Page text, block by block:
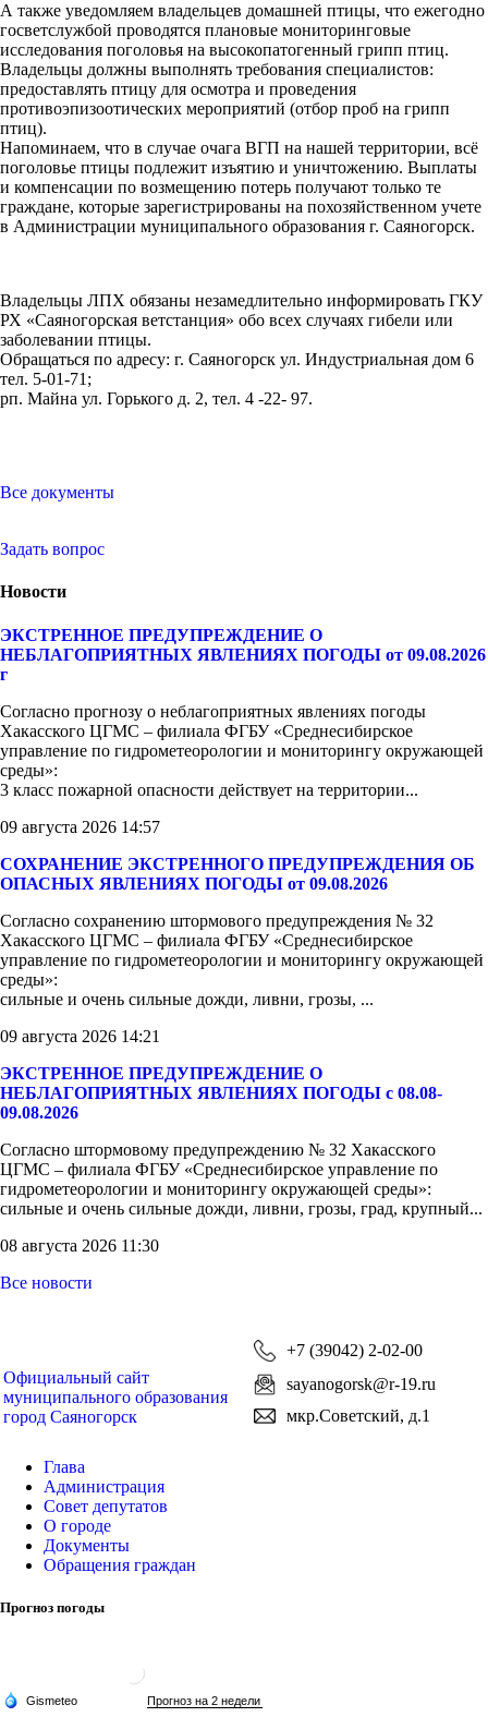
А также уведомляем владельцев домашней птицы, что ежегодно
госветслужбой проводятся плановые мониторинговые
исследования поголовья на высокопатогенный грипп птиц.
Владельцы должны выполнять требования специалистов:
предоставлять птицу для осмотра и проведения
противоэпизоотических мероприятий (отбор проб на грипп
птиц).
Напоминаем, что в случае очага ВГП на нашей территории, всё
поголовье птицы подлежит изъятию и уничтожению. Выплаты
и компенсации по возмещению потерь получают только те
граждане, которые зарегистрированы на похозяйственном учете
в Администрации муниципального образования г. Саяногорск.
Владельцы ЛПХ обязаны незамедлительно информировать ГКУ
РХ «Саяногорская ветстанция» обо всех случаях гибели или
заболевании птицы.
Обращаться по адресу: г. Саяногорск ул. Индустриальная дом 6
тел. 5-01-71;
рп. Майна ул. Горького д. 2, тел. 4 -22- 97.
Все документы
Задать вопрос
Новости
ЭКСТРЕННОЕ ПРЕДУПРЕЖДЕНИЕ О
НЕБЛАГОПРИЯТНЫХ ЯВЛЕНИЯХ ПОГОДЫ от 09.08.2026
г
Согласно прогнозу о неблагоприятных явлениях погоды
Хакасского ЦГМС – филиала ФГБУ «Среднесибирское
управление по гидрометеорологии и мониторингу окружающей
среды»:
3 класс пожарной опасности действует на территории...
09 августа 2026 14:57
СОХРАНЕНИЕ ЭКСТРЕННОГО ПРЕДУПРЕЖДЕНИЯ ОБ
ОПАСНЫХ ЯВЛЕНИЯХ ПОГОДЫ от 09.08.2026
Согласно сохранению штормового предупреждения № 32
Хакасского ЦГМС – филиала ФГБУ «Среднесибирское
управление по гидрометеорологии и мониторингу окружающей
среды»:
сильные и очень сильные дожди, ливни, грозы, ...
09 августа 2026 14:21
ЭКСТРЕННОЕ ПРЕДУПРЕЖДЕНИЕ О
НЕБЛАГОПРИЯТНЫХ ЯВЛЕНИЯХ ПОГОДЫ с 08.08-
09.08.2026
Согласно штормовому предупреждению № 32 Хакасского
ЦГМС – филиала ФГБУ «Среднесибирское управление по
гидрометеорологии и мониторингу окружающей среды»:
сильные и очень сильные дожди, ливни, грозы, град, крупный...
08 августа 2026 11:30
Все новости
Официальный сайт
муниципального образования
город Саяногорск
+7 (39042) 2-02-00
sayanogorsk@r-19.ru
мкр.Советский, д.1
Глава
Администрация
Совет депутатов
О городе
Документы
Обращения граждан
Прогноз погоды